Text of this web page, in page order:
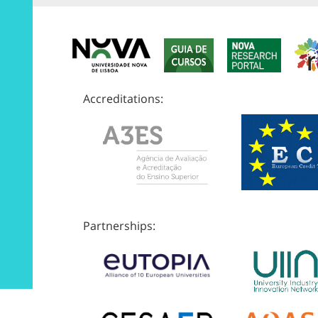
Accreditations:
Partnerships: